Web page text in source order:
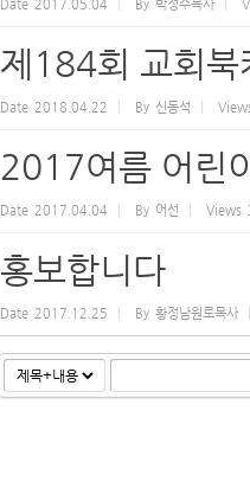
Date 2017.05.04 By 박정수목사
제184회 교회북
Date 2018.04.22 By 신동석
2017여름 어린
Date 2017.04.04 By 어선 Views
홍보합니다
Date 2017.12.25 By 황정남원로목사